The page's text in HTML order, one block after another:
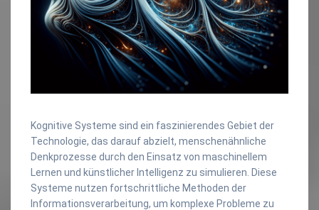
Kognitive Systeme sind ein faszinierendes Gebiet der
Technologie, das darauf abzielt, menschenähnliche
Denkprozesse durch den Einsatz von maschinellem
Lernen und künstlicher Intelligenz zu simulieren. Diese
Systeme nutzen fortschrittliche Methoden der
Informationsverarbeitung, um komplexe Probleme zu